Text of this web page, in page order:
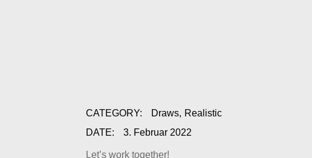
CATEGORY: Draws
Realistic
DATE:
3. Februar 2022
Let’s work together!